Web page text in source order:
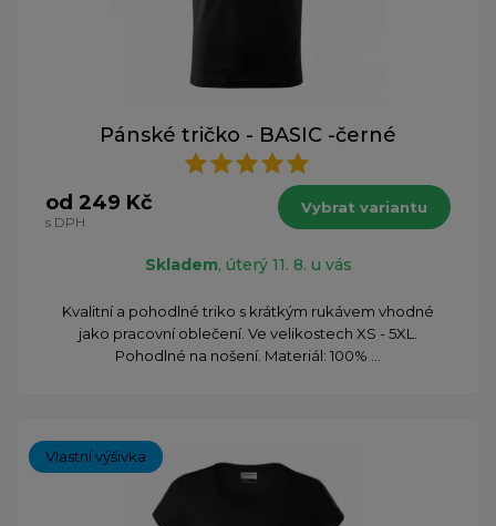
Pánské tričko - BASIC -černé
od 249 Kč
s DPH
Vybrat variantu
Skladem, úterý 11. 8. u vás
Kvalitní a pohodlné triko s krátkým rukávem vhodné
jako pracovní oblečení. Ve velikostech XS - 5XL.
Pohodlné na nošení. Materiál: 100% ...
Vlastní výšivka